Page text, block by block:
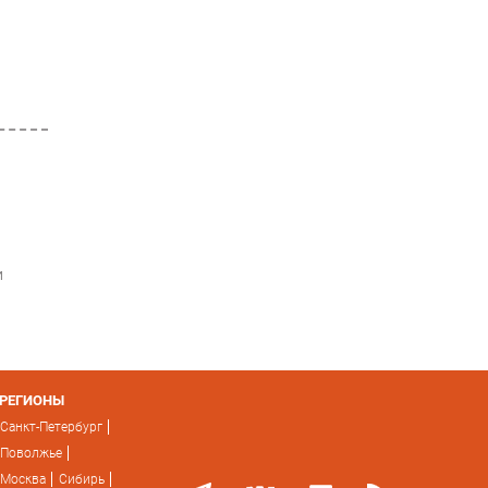
РЕГИОНЫ
Санкт-Петербург
Поволжье
Москва
Сибирь